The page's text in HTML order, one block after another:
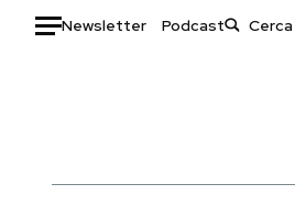
Newsletter Podcast
Italia